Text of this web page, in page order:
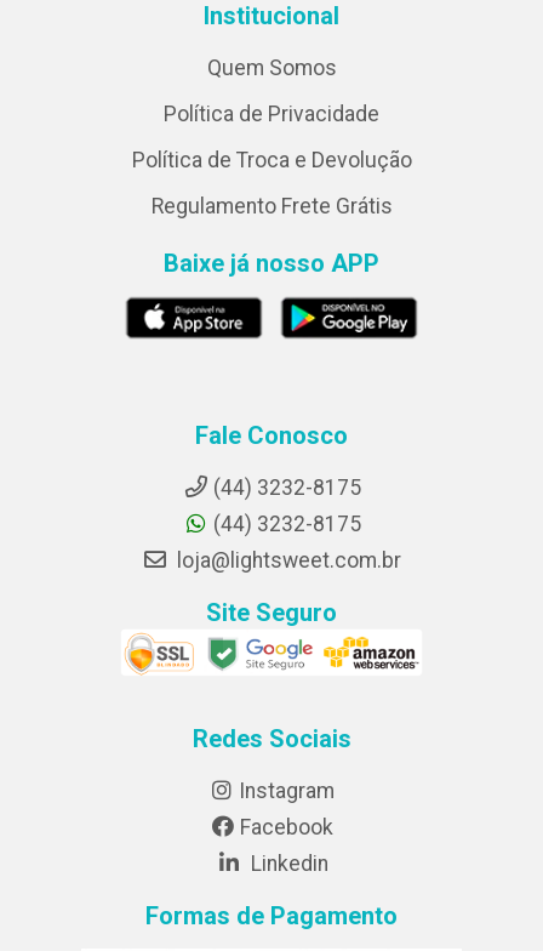
Institucional
Quem Somos
Política de Privacidade
Política de Troca e Devolução
Regulamento Frete Grátis
Baixe já nosso APP
Fale Conosco
(44) 3232-8175
(44) 3232-8175
loja@lightsweet.com.br
Site Seguro
Redes Sociais
Instagram
Facebook
Linkedin
Formas de Pagamento